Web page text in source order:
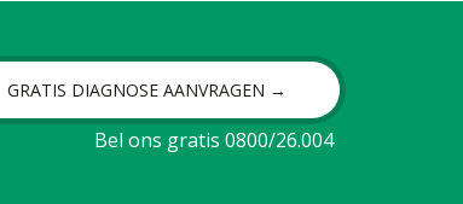
GRATIS DIAGNOSE AANVRAGEN →
Bel ons gratis 0800/26.004